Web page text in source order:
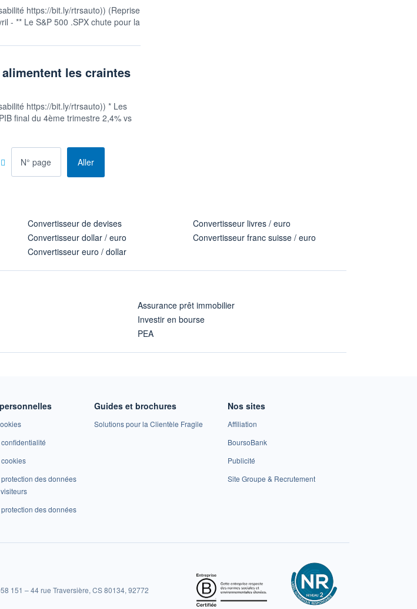
https://bit.ly/rtrsauto)) (Reprise
- ** Le S&P 500 .SPX chute pour la
les craintes
https://bit.ly/rtrsauto)) * Les
final du 4ème trimestre 2,4% vs
Allerà la page
Convertisseur de devises
Convertisseur dollar / euro
Convertisseur euro / dollar
Convertisseur livres / euro
Convertisseur franc suisse / euro
Assurance prêt immobilier
Investir en bourse
PEA
des données
des données
Guides et brochures
Solutions pour la Clientèle Fragile
Nos sites
Affiliation
BoursoBank
Publicité
Site Groupe & Recrutement
151 – 44 rue Traversière, CS 80134, 92772